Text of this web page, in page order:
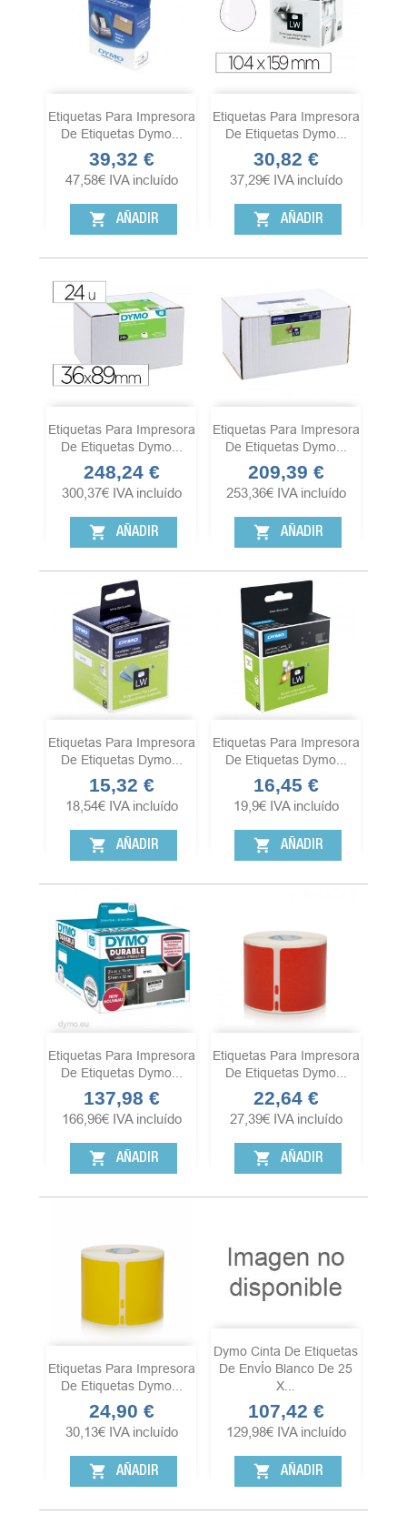
Etiquetas Para Impresora
De Etiquetas Dymo...
Precio
39,32 €
47,58€ IVA incluído
shopping_cart AÑADIR
Etiquetas Para Impresora
De Etiquetas Dymo...
Precio
30,82 €
37,29€ IVA incluído
shopping_cart AÑADIR
Etiquetas Para Impresora
De Etiquetas Dymo...
Precio
248,24 €
300,37€ IVA incluído
shopping_cart AÑADIR
Etiquetas Para Impresora
De Etiquetas Dymo...
Precio
209,39 €
253,36€ IVA incluído
shopping_cart AÑADIR
Etiquetas Para Impresora
De Etiquetas Dymo...
Precio
15,32 €
18,54€ IVA incluído
shopping_cart AÑADIR
Etiquetas Para Impresora
De Etiquetas Dymo...
Precio
16,45 €
19,9€ IVA incluído
shopping_cart AÑADIR
Etiquetas Para Impresora
De Etiquetas Dymo...
Precio
137,98 €
166,96€ IVA incluído
shopping_cart AÑADIR
Etiquetas Para Impresora
De Etiquetas Dymo...
Precio
22,64 €
27,39€ IVA incluído
shopping_cart AÑADIR
Etiquetas Para Impresora
De Etiquetas Dymo...
Precio
24,90 €
30,13€ IVA incluído
shopping_cart AÑADIR
Dymo Cinta De Etiquetas
De EnvÍo Blanco De 25
X...
Precio
107,42 €
129,98€ IVA incluído
shopping_cart AÑADIR